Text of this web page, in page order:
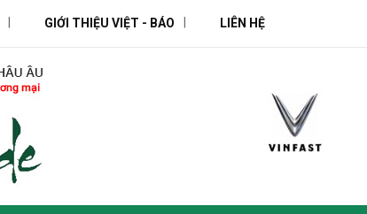
GIỚI THIỆU VIỆT - BÁO LIÊN HỆ